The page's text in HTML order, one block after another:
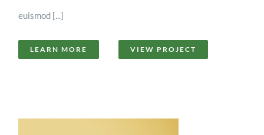
euismod [...]
LEARN MORE VIEW PROJECT